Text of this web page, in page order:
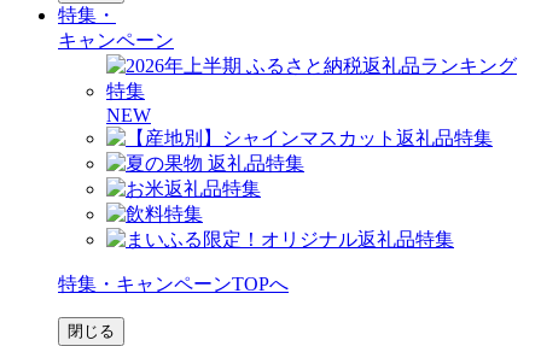
特集・
キャンペーン
NEW
特集・キャンペーンTOPへ
閉じる